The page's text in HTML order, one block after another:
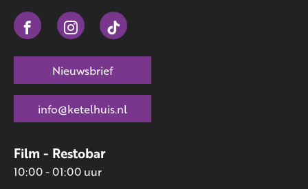
Film - Restobar
10:00 - 01:00 uur
Nieuwsbrief
info@ketelhuis.nl